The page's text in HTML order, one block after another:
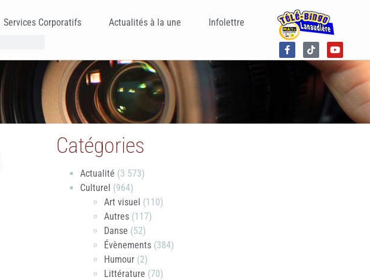
Services Corporatifs Actualités à la une Infolettre
Catégories
Actualité (3 573)
Culturel (964)
Art visuel (110)
Autres (117)
Danse (52)
Évènements (384)
Humour (2)
Littérature (70)